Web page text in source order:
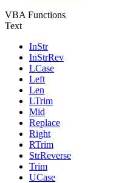
VBA Functions
Text
InStr
InStrRev
LCase
Left
Len
LTrim
Mid
Replace
Right
RTrim
StrReverse
Trim
UCase